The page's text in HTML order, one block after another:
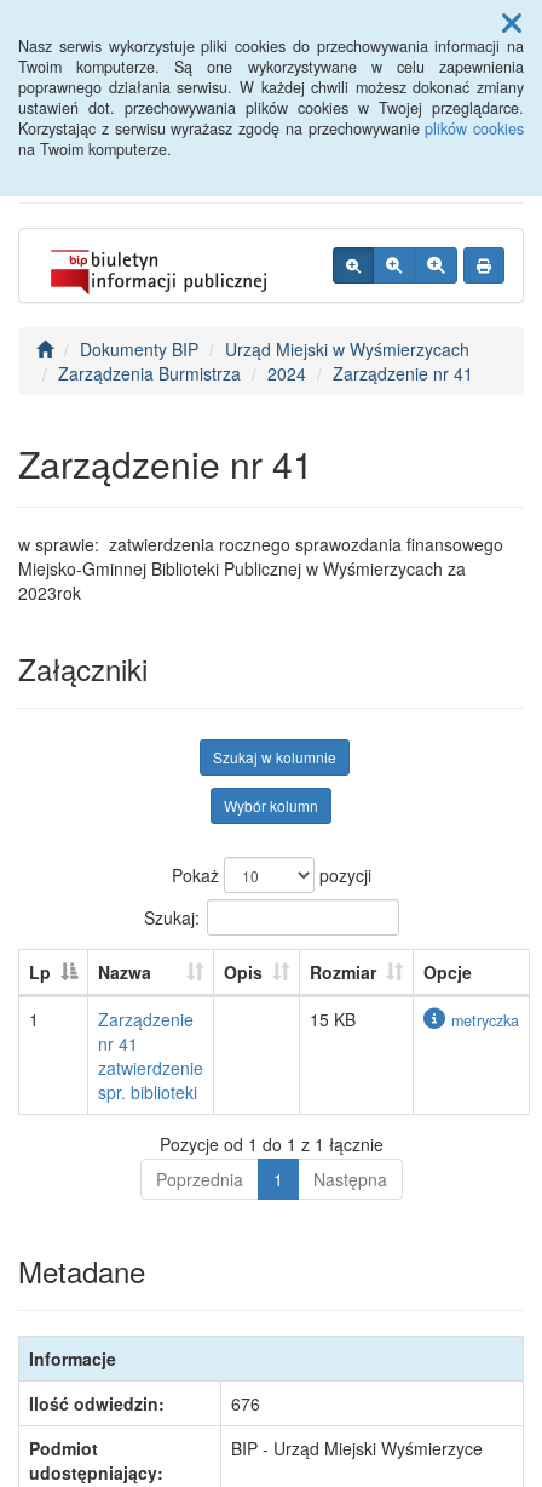
Nasz serwis wykorzystuje pliki cookies do przechowywania informacji na
Twoim komputerze. Są one wykorzystywane w celu zapewnienia
poprawnego działania serwisu. W każdej chwili możesz dokonać zmiany
ustawień dot. przechowywania plików cookies w Twojej przeglądarce.
Korzystając z serwisu wyrażasz zgodę na przechowywanieplików cookies
na Twoim komputerze.
Menu
BIP - Urząd Miejski
Wyśmierzyce
Dokumenty BIP
Urząd Miejski w Wyśmierzycach
Zarządzenia Burmistrza
2024 Zarządzenie nr 41
Zarządzenie nr 41
w sprawie: zatwierdzenia rocznego sprawozdania finansowego
Miejsko-Gminnej Biblioteki Publicznej w Wyśmierzycach za
2023rok
Załączniki
Szukaj w kolumnie
Wybór kolumn
Pokaż
pozycji
Szukaj:
Lp Nazwa Opis Rozmiar
Opcje
1
Zarządzenie
nr 41
zatwierdzenie
spr. biblioteki
15 KB metryczka
Pozycje od 1 do 1 z 1 łącznie
Poprzednia
1 Następna
Metadane
Informacje
Ilość odwiedzin:
676
Podmiot
udostępniający:
BIP - Urząd Miejski Wyśmierzyce